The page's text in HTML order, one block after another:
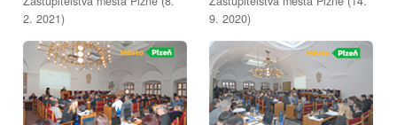
2. 2021)
9. 2020)